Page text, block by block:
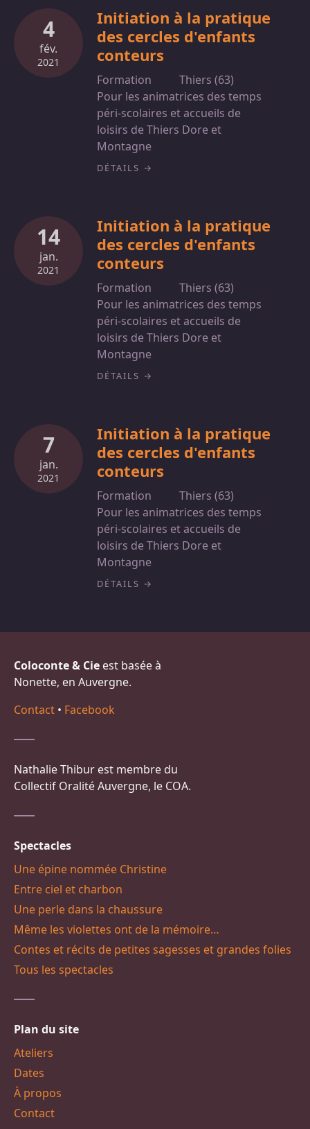
4
fév.
2021
Initiation à la pratique
des cercles d'enfants
conteurs
Formation
Thiers (63)
Pour les animatrices des temps
péri-scolaires et accueils de
loisirs de Thiers Dore et
Montagne
DÉTAILS
14
jan.
2021
Initiation à la pratique
des cercles d'enfants
conteurs
Formation
Thiers (63)
Pour les animatrices des temps
péri-scolaires et accueils de
loisirs de Thiers Dore et
Montagne
DÉTAILS
7
jan.
2021
Initiation à la pratique
des cercles d'enfants
conteurs
Formation
Thiers (63)
Pour les animatrices des temps
péri-scolaires et accueils de
loisirs de Thiers Dore et
Montagne
DÉTAILS
Coloconte & Cie est basée à
Nonette, en Auvergne.
Contact • Facebook
Nathalie Thibur est membre du
Collectif Oralité Auvergne, le COA.
Spectacles
Une épine nommée Christine
Entre ciel et charbon
Une perle dans la chaussure
Même les violettes ont de la mémoire…
Contes et récits de petites sagesses et grandes folies
Tous les spectacles
Plan du site
Ateliers
Dates
À propos
Contact